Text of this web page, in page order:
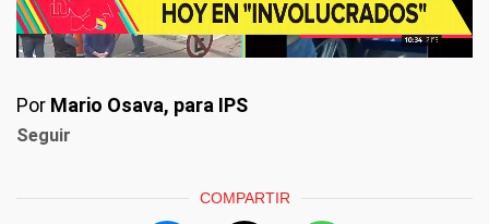
Por Mario Osava, para IPS
Seguir
COMPARTIR